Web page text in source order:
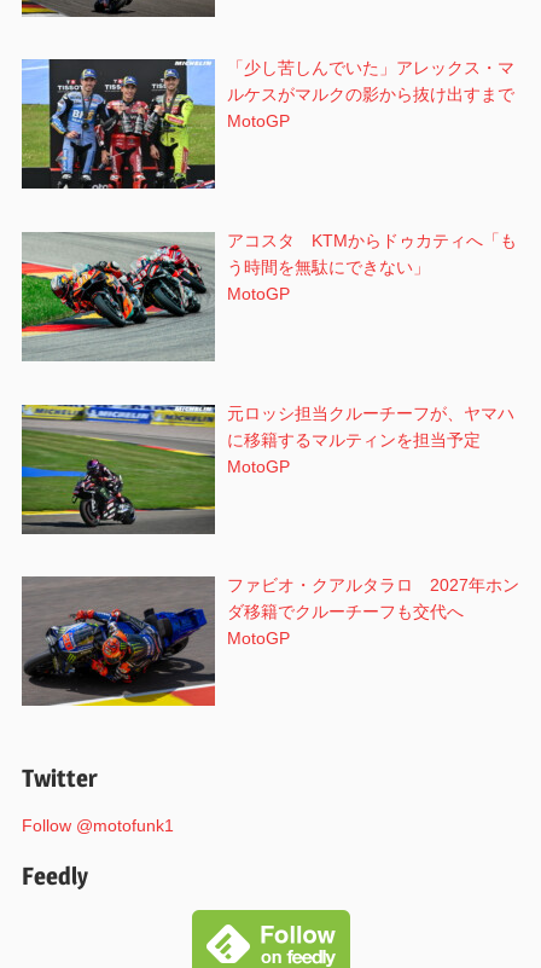
「少し苦しんでいた」アレックス・マ
ルケスがマルクの影から抜け出すまで
MotoGP
アコスタ KTMからドゥカティへ「も
う時間を無駄にできない」
MotoGP
元ロッシ担当クルーチーフが、ヤマハ
に移籍するマルティンを担当予定
MotoGP
ファビオ・クアルタラロ 2027年ホン
ダ移籍でクルーチーフも交代へ
MotoGP
Twitter
Follow @motofunk1
Feedly